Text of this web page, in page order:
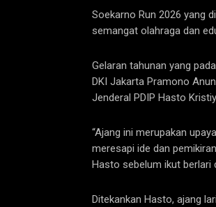
Soekarno Run 2026 yang
semangat olahraga dan
Gelaran tahunan yang
DKI Jakarta Pramono
Jenderal PDIP Hasto
“Ajang ini merupakan
meresapi ide dan
Hasto sebelum ikut berlari
Ditekankan Hasto, ajang